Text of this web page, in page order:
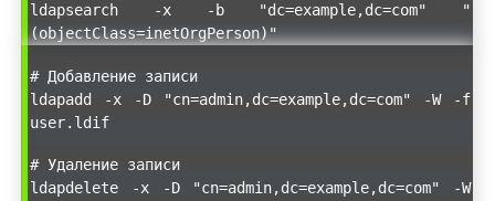
ldapsearch -x -b "dc=example,dc=com" "
(objectClass=inetOrgPerson)"
# Добавление записи
ldapadd -x -D "cn=admin,dc=example,dc=com" -W -f
user.ldif
# Удаление записи
ldapdelete -x -D "cn=admin,dc=example,dc=com" -W